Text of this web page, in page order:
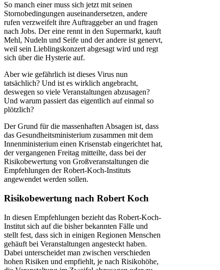
So manch einer muss sich jetzt mit seinen
Stornobedingungen auseinandersetzen, andere
rufen verzweifelt ihre Auftraggeber an und fragen
nach Jobs. Der eine rennt in den Supermarkt, kauft
Mehl, Nudeln und Seife und der andere ist genervt,
weil sein Lieblingskonzert abgesagt wird und regt
sich über die Hysterie auf.
Aber wie gefährlich ist dieses Virus nun
tatsächlich? Und ist es wirklich angebracht,
deswegen so viele Veranstaltungen abzusagen?
Und warum passiert das eigentlich auf einmal so
plötzlich?
Der Grund für die massenhaften Absagen ist, dass
das Gesundheitsministerium zusammen mit dem
Innenministerium einen Krisenstab eingerichtet hat,
der vergangenen Freitag mitteilte, dass bei der
Risikobewertung von Großveranstaltungen die
Empfehlungen der Robert-Koch-Instituts
angewendet werden sollen.
Risikobewertung nach Robert Koch
In diesen Empfehlungen bezieht das Robert-Koch-
Institut sich auf die bisher bekannten Fälle und
stellt fest, dass sich in einigen Regionen Menschen
gehäuft bei Veranstaltungen angesteckt haben.
Dabei unterscheidet man zwischen verschieden
hohen Risiken und empfiehlt, je nach Risikohöhe,